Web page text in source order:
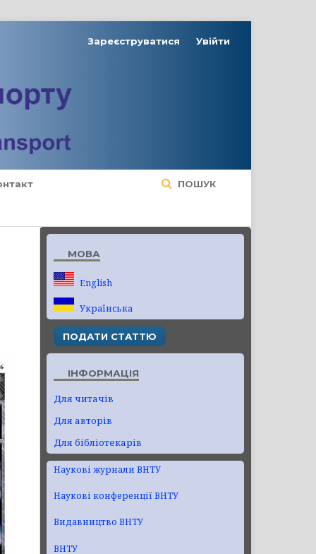
ПОШУК
Зареєструватися Увійти
МОВА
English
Українська
ПОДАТИ СТАТТЮ
ІНФОРМАЦІЯ
Для читачів
Для авторів
Для бібліотекарів
Наукові журнали ВНТУ
Наукові конференції ВНТУ
Видавництво ВНТУ
ВНТУ